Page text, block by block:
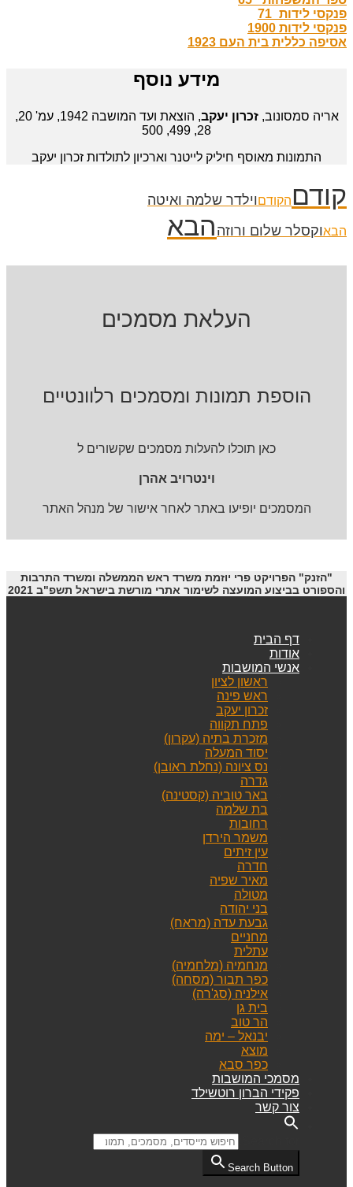
פנקסי לידות_71
פנקסי לידות 1900
אסיפה כללית בית העם 1923
מידע נוסף
אריה סמסונוב, זכרון יעקב
, הוצאת ועד המושבה 1942, עמ' 20,
28, 499, 500
התמונות מאוסף חיליק לייטנר וארכיון לתולדות זכרון יעקב
קודם הקודםוילדר שלמה ואיטה
הבאוקסלר שלום ורוזה הבא
העלאת מסמכים
הוספת תמונות ומסמכים רלוונטיים
כאן תוכלו להעלות מסמכים שקשורים ל
וינטרויב אהרן
המסמכים יופיעו באתר לאחר אישור של מנהל האתר
"הזנק" הפרויקט פרי יוזמת משרד ראש הממשלה ומשרד התרבות
והספורט בביצוע המועצה לשימור אתרי מורשת בישראל תשפ"ב 2021
דף הבית
אודות
אנשי המושבות
ראשון לציון
ראש פינה
זכרון יעקב
פתח תקווה
מזכרת בתיה (עקרון)
יסוד המעלה
נס ציונה (נחלת ראובן)
גדרה
באר טוביה (קסטינה)
בת שלמה
רחובות
משמר הירדן
עין זיתים
חדרה
מאיר שפיה
מטולה
בני יהודה
גבעת עדה (מראח)
מחניים
עתלית
מנחמיה (מלחמיה)
כפר תבור (מסחה)
אילניה (סג'רה)
בית גן
הר טוב
יבנאל – ימה
מוצא
כפר סבא
מסמכי המושבות
פקידי הברון רוטשילד
צור קשר
Search Button